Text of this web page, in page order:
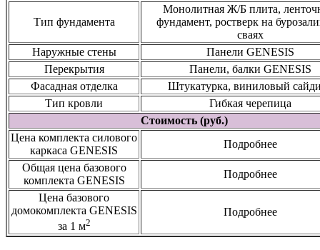
Тип фундамента
Монолитная Ж/Б плита,
фундамент, ростверк на
сваях
Наружные стены
Панели GENESIS
Перекрытия
Панели, балки GENESIS
Фасадная отделка
Штукатурка, виниловый
Тип кровли
Гибкая черепица
Стоимость (руб.)
Цена комплекта силового
каркаса GENESIS
Подробнее
Общая цена базового
комплекта GENESIS
Подробнее
Цена базового
домокомплекта GENESIS
за 1 м2
Подробнее